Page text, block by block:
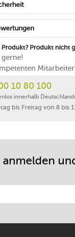
Produkt? Produkt nicht
10 80 100
innerhalb
bis Freitag von 8 bis